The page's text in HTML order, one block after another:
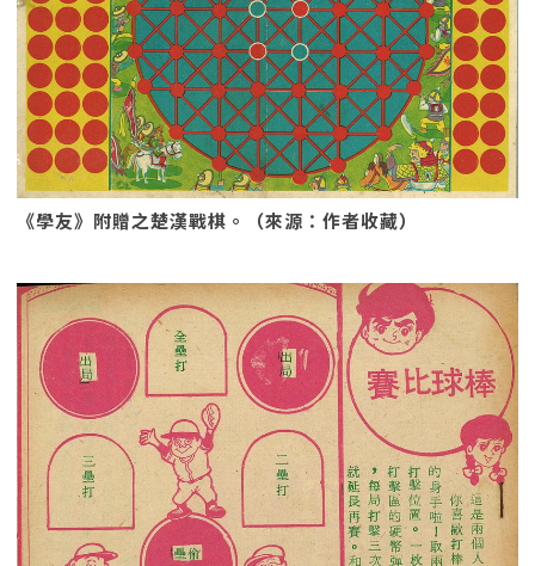
《學友》附贈之楚漢戰棋。（來源：作者收藏）